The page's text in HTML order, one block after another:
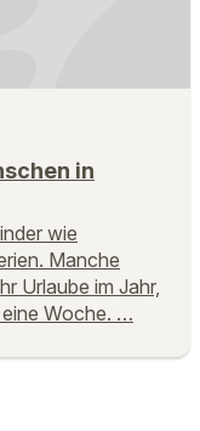
in
wie
Manche
Urlaube im Jahr,
Woche. …